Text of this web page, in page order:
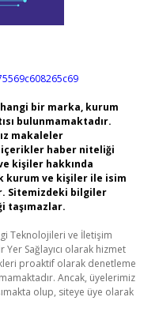
bir marka, kurum
bulunmamaktadır.
makaleler
içerikler haber niteliği
kişiler hakkında
kurum ve kişiler ile isim
Sitemizdeki bilgiler
taşımazlar.
Teknolojileri ve İletişim
Yer Sağlayıcı olarak hizmet
proaktif olarak denetleme
Ancak, üyelerimiz
olup, siteye üye olarak